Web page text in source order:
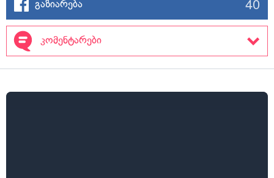
გაზიარება
კომენტარები